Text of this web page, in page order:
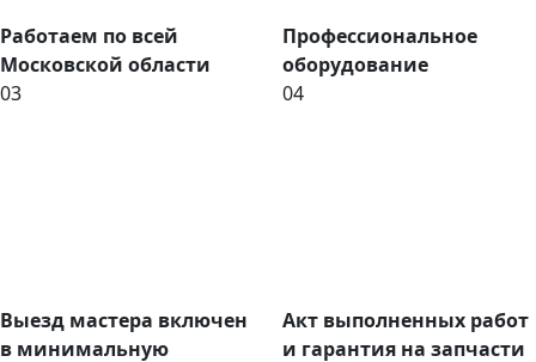
Работаем по всей
Московской области
Профессиональное
оборудование
03
Выезд мастера включен
в минимальную
04
Акт выполненных работ
и гарантия на запчасти